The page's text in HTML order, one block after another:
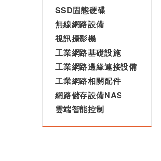
SSD固態硬碟
無線網路設備
視訊攝影機
工業網路基礎設施
工業網路邊緣連接設備
工業網路相關配件
網路儲存設備NAS
雲端智能控制